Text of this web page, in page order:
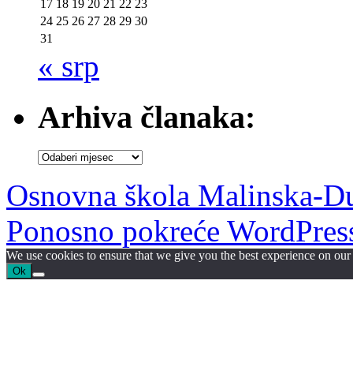
17 18 19 20 21 22 23
24 25 26 27 28 29 30
31
« srp
Arhiva članaka:
Arhiva
Osnovna škola Malinska-
Ponosno pokreće
We use cookies to ensure that we give you the best experience on
Ok